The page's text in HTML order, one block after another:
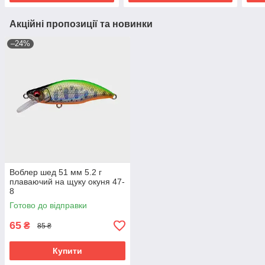
Акційні пропозиції та новинки
–24%
Воблер шед 51 мм 5.2 г
плаваючий на щуку окуня 47-
8
Готово до відправки
65 ₴ 85 ₴
Купити